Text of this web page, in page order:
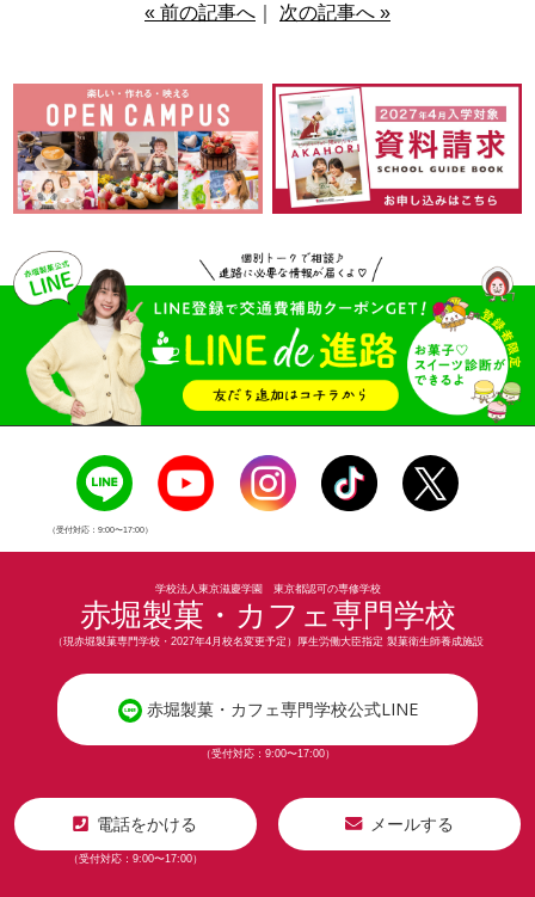
« 前の記事へ 次の記事へ »
（受付対応：9:00〜17:00）
学校法人東京滋慶学園 東京都認可の専修学校
赤堀製菓・カフェ専門学校
（現赤堀製菓専門学校・2027年4月校名変更予定）厚生労働大臣指定 製菓衛生師養成施設
赤堀製菓・カフェ専門学校公式LINE
（受付対応：9:00〜17:00）
電話をかける
（受付対応：9:00〜17:00）
メールする